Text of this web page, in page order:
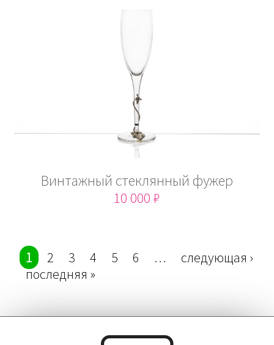
Винтажный стеклянный фужер
10 000 ₽
1
2 3 4 5 6 …
следующая ›
последняя »